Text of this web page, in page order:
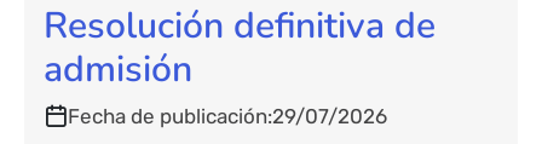
Resolución definitiva de
admisión
Fecha de publicación 29/07/2026